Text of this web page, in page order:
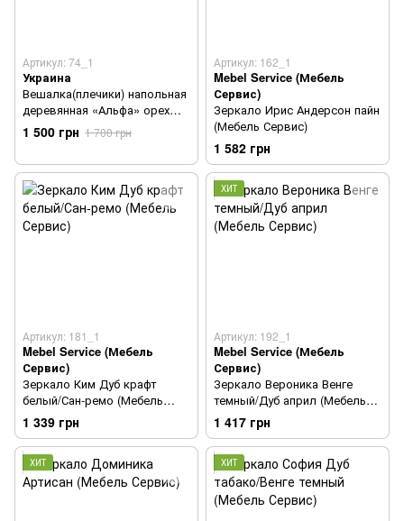
Артикул: 74_1
Украина
Вешалка(плечики) напольная
деревянная «Альфа» орех
светлый
1 500 грн 1 700 грн
Артикул: 162_1
Mebel Service (Мебель
Сервис)
Зеркало Ирис Андерсон пайн
(Мебель Сервис)
1 582 грн
Артикул: 181_1
Mebel Service (Мебель
Сервис)
Зеркало Ким Дуб крафт
белый/Сан-ремо (Мебель
Сервис)
1 339 грн
ХИТ
Артикул: 192_1
Mebel Service (Мебель
Сервис)
Зеркало Вероника Венге
темный/Дуб април (Мебель
Сервис)
1 417 грн
ХИТ ХИТ